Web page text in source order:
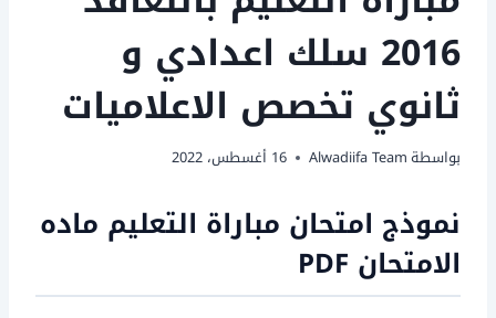
2016 سلك اعدادي و
ثانوي تخصص الاعلاميات
بواسطةAlwadiifa Team 16 أغسطس، 2022
نموذج امتحان مباراة التعليم ماده
الامتحان PDF